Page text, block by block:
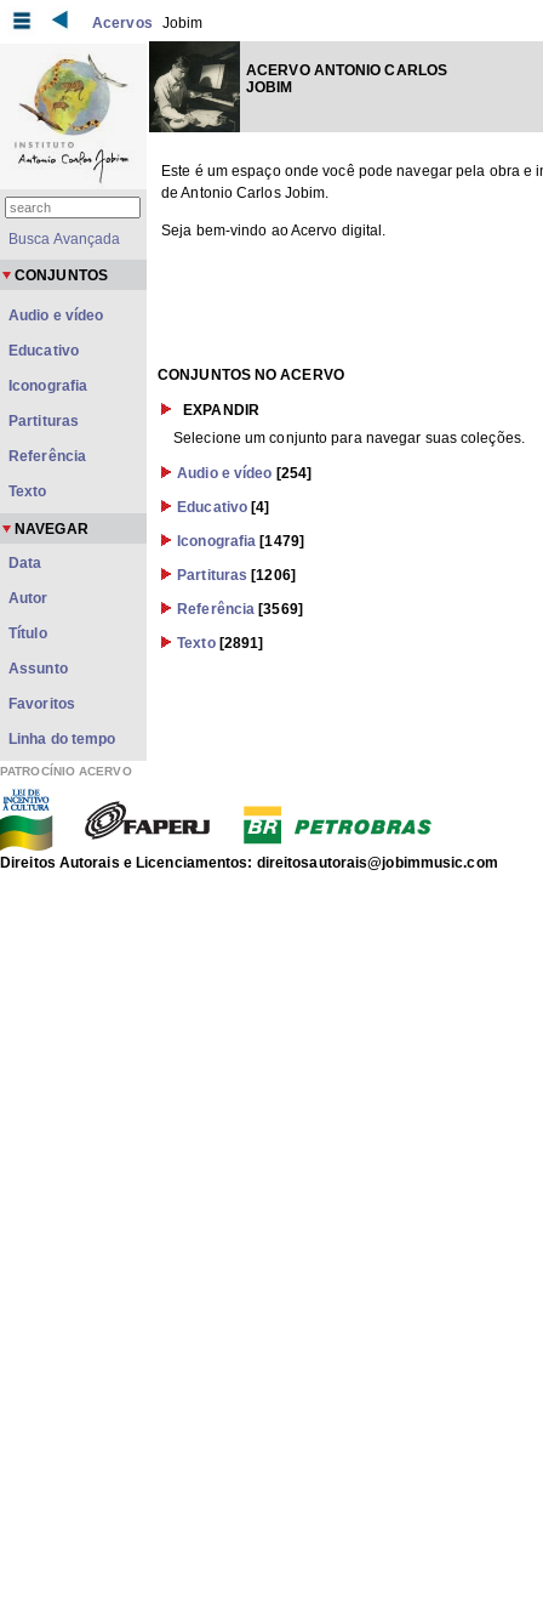
Acervos Jobim
ACERVO ANTONIO CARLOS
JOBIM
Este é um espaço onde você pode navegar pela obra e
de Antonio Carlos Jobim.
Seja bem-vindo ao Acervo digital.
CONJUNTOS NO ACERVO
EXPANDIR
Selecione um conjunto para navegar suas coleções.
Audio e vídeo [254]
Educativo [4]
Iconografia [1479]
Partituras [1206]
Referência [3569]
Texto[2891]
Busca Avançada
CONJUNTOS
Audio e vídeo
Educativo
Iconografia
Partituras
Referência
Texto
NAVEGAR
Data
Autor
Título
Assunto
Favoritos
Linha do tempo
PATROCÍNIO ACERVO
Direitos Autorais e Licenciamentos: direitosautorais@jobimmusic.com